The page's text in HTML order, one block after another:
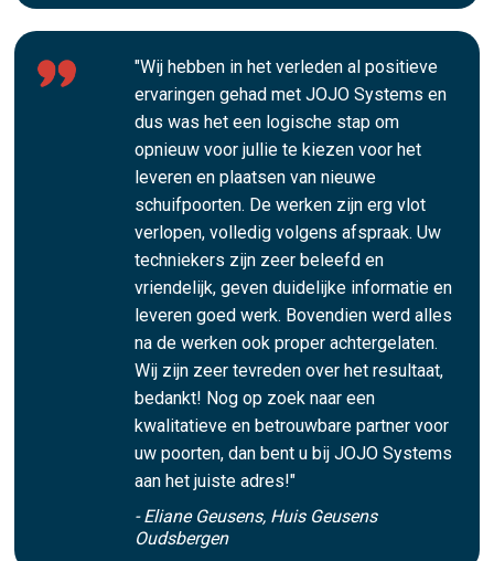
"Wij hebben in het verleden al positieve
ervaringen gehad met JOJO Systems en
dus was het een logische stap om
opnieuw voor jullie te kiezen voor het
leveren en plaatsen van nieuwe
schuifpoorten. De werken zijn erg vlot
verlopen, volledig volgens afspraak. Uw
techniekers zijn zeer beleefd en
vriendelijk, geven duidelijke informatie en
leveren goed werk. Bovendien werd alles
na de werken ook proper achtergelaten.
Wij zijn zeer tevreden over het resultaat,
bedankt! Nog op zoek naar een
kwalitatieve en betrouwbare partner voor
uw poorten, dan bent u bij JOJO Systems
aan het juiste adres!"
- Eliane Geusens, Huis Geusens
Oudsbergen